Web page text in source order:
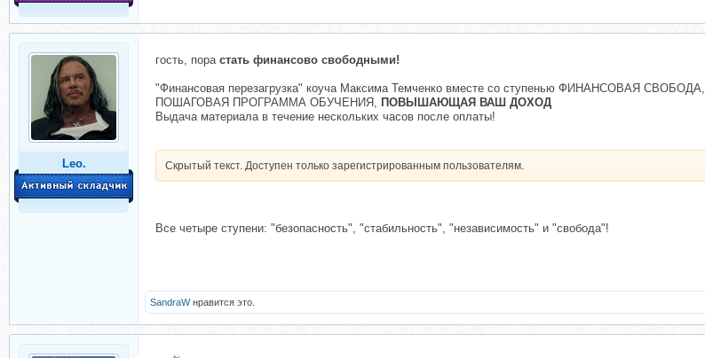
Leo.
гость, пора стать финансово свободными!
"Финансовая перезагрузка" коуча Максима Темченко вместе со ступенью ФИНАНСОВАЯ СВОБОДА,
ПОШАГОВАЯ ПРОГРАММА ОБУЧЕНИЯ, ПОВЫШАЮЩАЯ ВАШ ДОХОД
Выдача материала в течение нескольких часов после оплаты!
Скрытый текст. Доступен только зарегистрированным пользователям.
Все четыре ступени: "безопасность", "стабильность", "независимость" и "свобода"!
SandraWнравится это.